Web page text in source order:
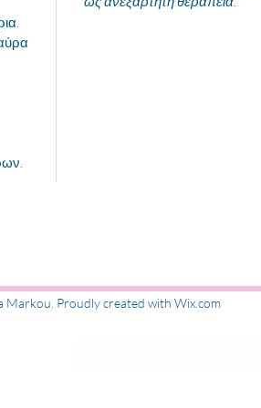
Εγγραφή στις
Proudly created with Wix.com